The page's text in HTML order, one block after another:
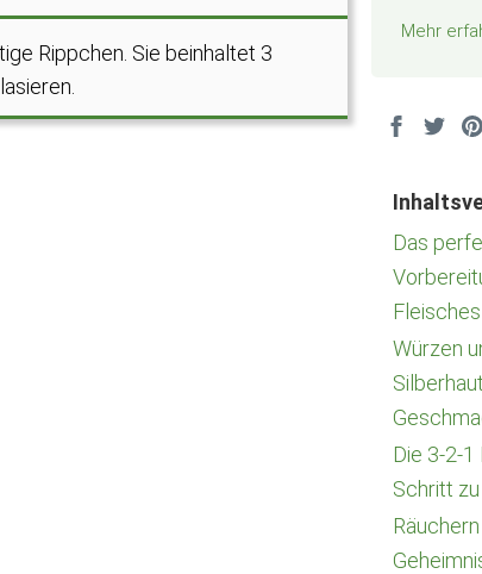
Rippchen. Sie beinhaltet 3
Mehr
Das
Fleisches
Würzen
Die 3-2-
Schritt